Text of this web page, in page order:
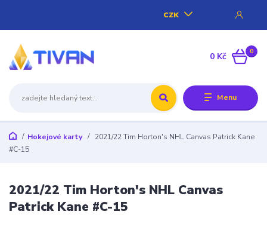
Menu
CZK
0
0 Kč
Hokejové karty
2021/22 Tim Horton's NHL Canvas Patrick Kane
#C-15
2021/22 Tim Horton's NHL Canvas
Patrick Kane #C-15